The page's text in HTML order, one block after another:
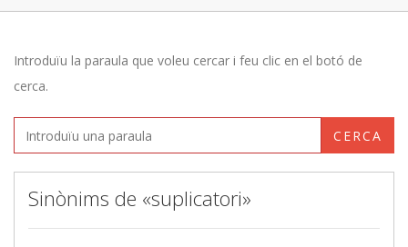
Introduïu la paraula que voleu cercar i feu clic en el botó de
cerca.
CERCA
Sinònims de «suplicatori»